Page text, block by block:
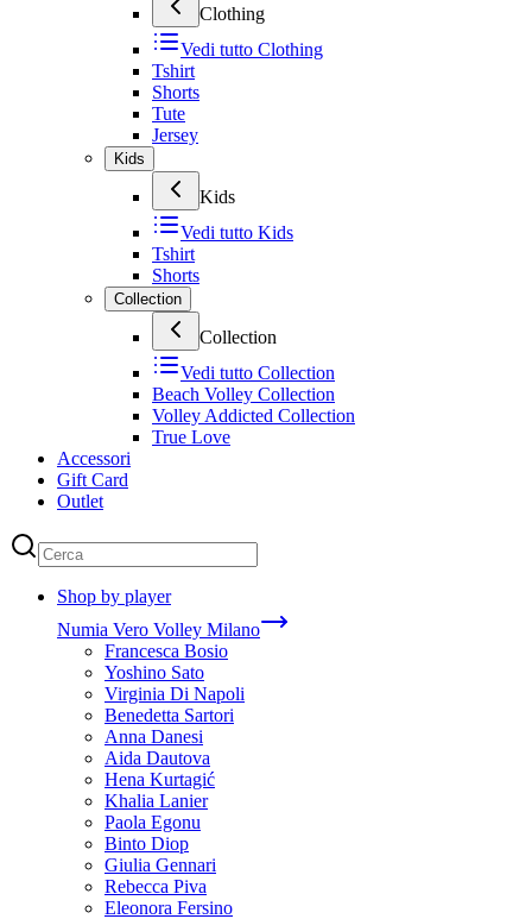
Clothing
Vedi tutto Clothing
Tshirt
Shorts
Tute
Jersey
Kids
Kids
Vedi tutto Kids
Tshirt
Shorts
Collection
Collection
Vedi tutto Collection
Beach Volley Collection
Volley Addicted Collection
True Love
Accessori
Gift Card
Outlet
Shop by player
Numia Vero Volley Milano
Francesca Bosio
Yoshino Sato
Virginia Di Napoli
Benedetta Sartori
Anna Danesi
Aida Dautova
Hena Kurtagić
Khalia Lanier
Paola Egonu
Binto Diop
Giulia Gennari
Rebecca Piva
Eleonora Fersino